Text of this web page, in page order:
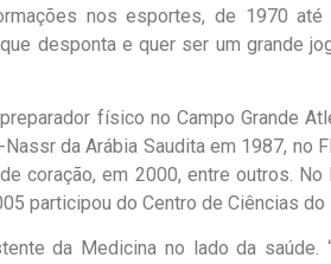
nos esportes, de 1970 até
desponta e quer ser um grande
físico no Campo Grande
da Arábia Saudita em 1987, no
coração, em 2000, entre outros. No
participou do Centro de Ciências do
da Medicina no lado da saúde.